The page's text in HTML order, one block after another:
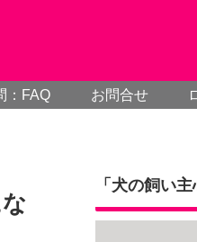
：FAQ お問合せ
「犬の飼い